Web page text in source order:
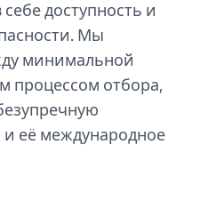
доступность и
Мы
минимальной
процессом отбора,
её международное